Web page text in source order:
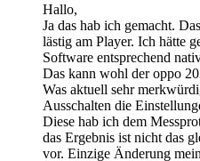
Hallo,
Ja das hab ich gemacht.
lästig am Player. Ich hätte
Software entsprechend
Das kann wohl der oppo
Was aktuell sehr
Ausschalten die
Diese hab ich dem
das Ergebnis ist nicht das
vor. Einzige Änderung